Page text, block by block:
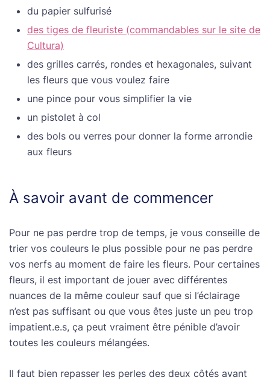
du papier sulfurisé
des tiges de fleuriste (commandables sur le site de
Cultura)
des grilles carrés, rondes et hexagonales, suivant
les fleurs que vous voulez faire
une pince pour vous simplifier la vie
un pistolet à col
des bols ou verres pour donner la forme arrondie
aux fleurs
À savoir avant de commencer
Pour ne pas perdre trop de temps, je vous conseille de
trier vos couleurs le plus possible pour ne pas perdre
vos nerfs au moment de faire les fleurs. Pour certaines
fleurs, il est important de jouer avec différentes
nuances de la même couleur sauf que si l’éclairage
n’est pas suffisant ou que vous êtes juste un peu trop
impatient.e.s, ça peut vraiment être pénible d’avoir
toutes les couleurs mélangées.
Il faut bien repasser les perles des deux côtés avant